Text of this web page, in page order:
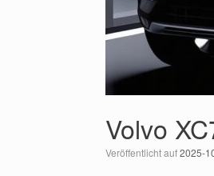
Volvo
Veröffentlicht auf2025-